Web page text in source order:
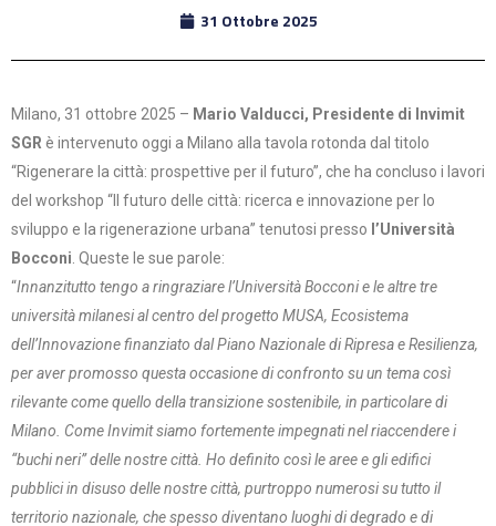
31 Ottobre 2025
Milano, 31 ottobre 2025 – Mario Valducci, Presidente di Invimit
SGR è intervenuto oggi a Milano alla tavola rotonda dal titolo
“Rigenerare la città: prospettive per il futuro”, che ha concluso i lavori
del workshop “Il futuro delle città: ricerca e innovazione per lo
sviluppo e la rigenerazione urbana” tenutosi presso l’Università
Bocconi . Queste le sue parole:
“Innanzitutto tengo a ringraziare l’Università Bocconi e le altre tre
università milanesi al centro del progetto MUSA, Ecosistema
dell’Innovazione finanziato dal Piano Nazionale di Ripresa e Resilienza,
per aver promosso questa occasione di confronto su un tema così
rilevante come quello della transizione sostenibile, in particolare di
Milano. Come Invimit siamo fortemente impegnati nel riaccendere i
“buchi neri” delle nostre città. Ho definito così le aree e gli edifici
pubblici in disuso delle nostre città, purtroppo numerosi su tutto il
territorio nazionale, che spesso diventano luoghi di degrado e di